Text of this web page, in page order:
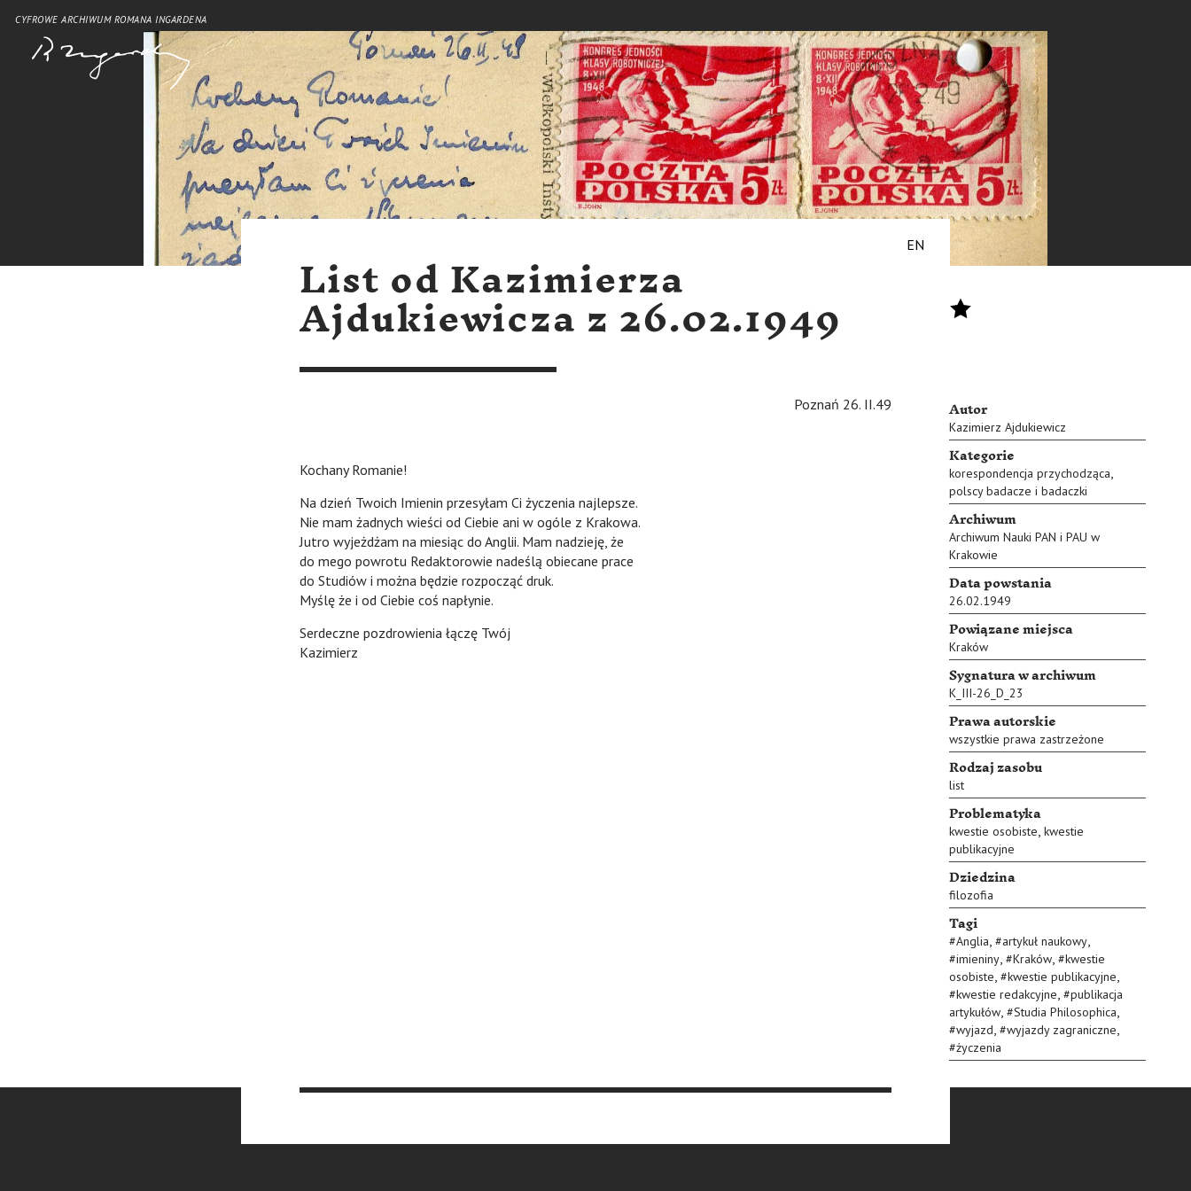
CYFROWE ARCHIWUM ROMANA INGARDENA
EN
List od Kazimierza
Ajdukiewicza z 26.02.1949
Autor
Kazimierz Ajdukiewicz
Kategorie
korespondencja przychodząca,
polscy badacze i badaczki
Archiwum
Archiwum Nauki PAN i PAU w
Krakowie
Data powstania
26.02.1949
Powiązane miejsca
Kraków
Sygnatura w archiwum
K_III-26_D_23
Prawa autorskie
wszystkie prawa zastrzeżone
Rodzaj zasobu
list
Problematyka
kwestie osobiste, kwestie
publikacyjne
Dziedzina
filozofia
Tagi
#Anglia, #artykuł naukowy,
#imieniny, #Kraków, #kwestie
osobiste, #kwestie publikacyjne,
#kwestie redakcyjne, #publikacja
artykułów, #Studia Philosophica,
#wyjazd, #wyjazdy zagraniczne,
#życzenia
Poznań 26. II.49
Kochany Romanie!
Na dzień Twoich Imienin przesyłam Ci życzenia najlepsze.
Nie mam żadnych wieści od Ciebie ani w ogóle z Krakowa.
Jutro wyjeżdżam na miesiąc do Anglii. Mam nadzieję, że
do mego powrotu Redaktorowie nadeślą obiecane prace
do Studiów i można będzie rozpocząć druk.
Myślę że i od Ciebie coś napłynie.
Serdeczne pozdrowienia łączę Twój
Kazimierz